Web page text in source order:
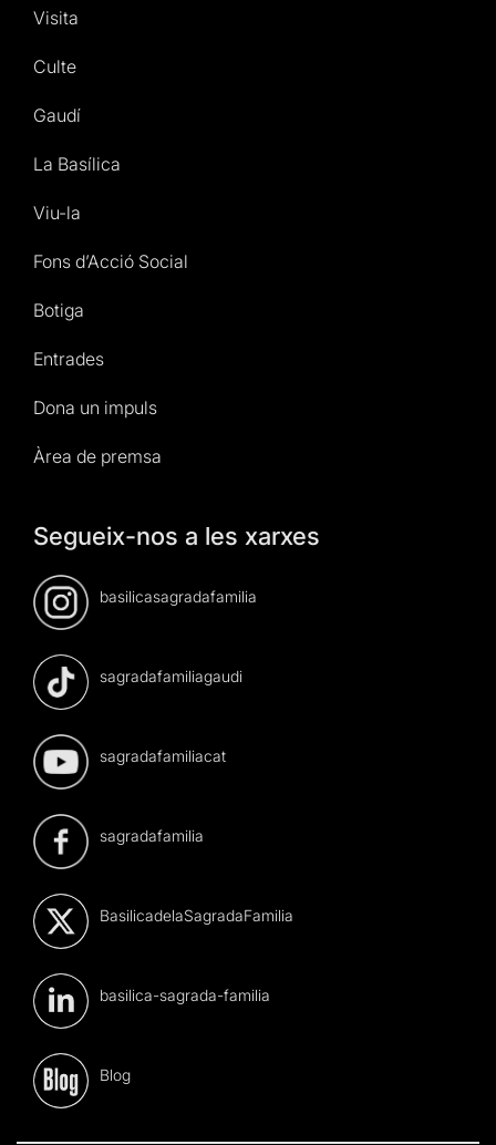
Visita
Culte
Gaudí
La Basílica
Viu-la
Fons d’Acció Social
Botiga
Entrades
Dona un impuls
Àrea de premsa
Segueix-nos a les xarxes
basilicasagradafamilia
sagradafamiliagaudi
sagradafamiliacat
sagradafamilia
BasilicadelaSagradaFamilia
basilica-sagrada-familia
Blog